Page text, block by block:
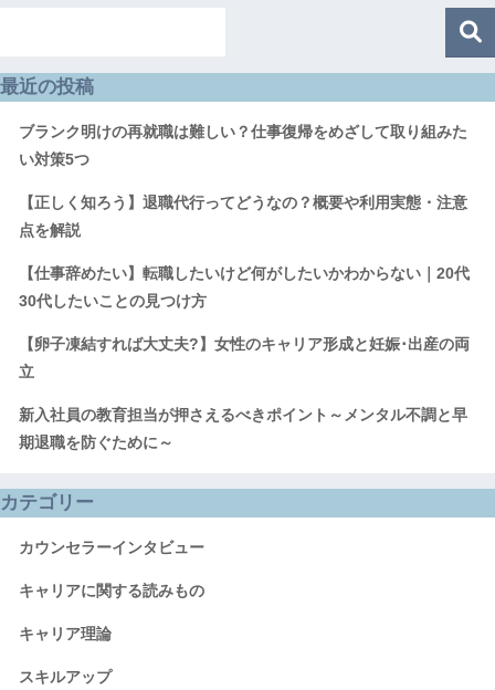
最近の投稿
ブランク明けの再就職は難しい？仕事復帰をめざして取り組みた
い対策5つ
【正しく知ろう】退職代行ってどうなの？概要や利用実態・注意
点を解説
【仕事辞めたい】転職したいけど何がしたいかわからない｜20代
30代したいことの見つけ方
【卵子凍結すれば大丈夫?】女性のキャリア形成と妊娠･出産の両
立
新入社員の教育担当が押さえるべきポイント～メンタル不調と早
期退職を防ぐために～
カテゴリー
カウンセラーインタビュー
キャリアに関する読みもの
キャリア理論
スキルアップ